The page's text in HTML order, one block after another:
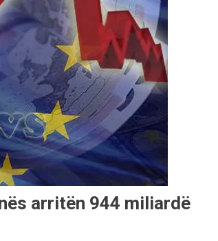
arritën 944 miliardë